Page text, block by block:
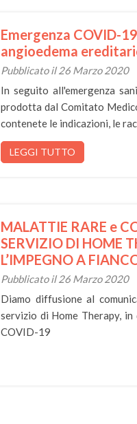
Emergenza COVID-
angioedema
Pubblicato il 26 Marzo 2020
In seguito all'emergenza
prodotta dal Comitato
contenete le indicazioni, le
LEGGI TUTTO
MALATTIE RARE e
SERVIZIO DI HOME
L’IMPEGNO A
Pubblicato il 26 Marzo 2020
Diamo diffusione al
servizio di Home Therapy,
COVID-19